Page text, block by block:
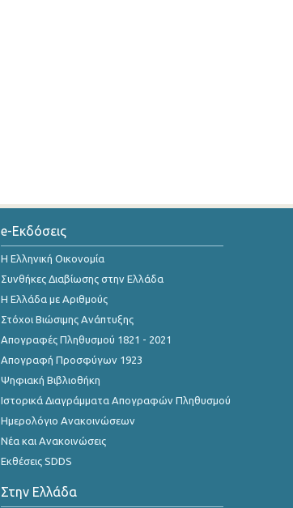
e-Εκδόσεις
Η Ελληνική Οικονομία
Συνθήκες Διαβίωσης στην Ελλάδα
Η Ελλάδα με Αριθμούς
Στόχοι Βιώσιμης Ανάπτυξης
Απογραφές Πληθυσμού 1821 - 2021
Απογραφή Προσφύγων 1923
Ψηφιακή Βιβλιοθήκη
Ιστορικά Διαγράμματα Απογραφών Πληθυσμού
Ημερολόγιο Ανακοινώσεων
Νέα και Ανακοινώσεις
Εκθέσεις SDDS
Στην Ελλάδα